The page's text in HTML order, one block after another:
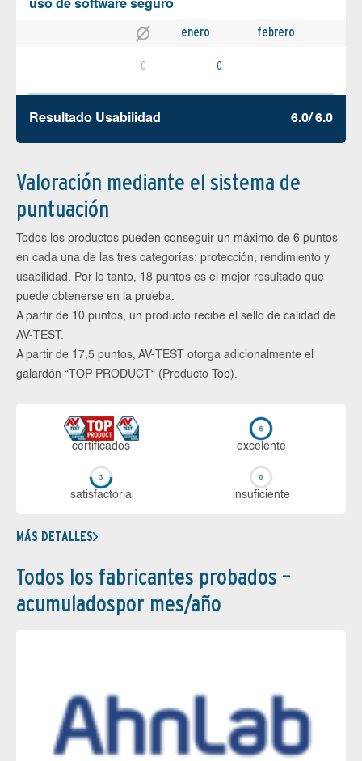
uso de software seguro
enero febrero
0 0
Resultado Usabilidad 6.0/ 6.0
Valoración mediante el sistema de
puntuación
Todos los productos pueden conseguir un máximo de 6 puntos
en cada una de las tres categorías: protección, rendimiento y
usabilidad. Por lo tanto, 18 puntos es el mejor resultado que
puede obtenerse en la prueba.
A partir de 10 puntos, un producto recibe el sello de calidad de
AV-TEST.
A partir de 17,5 puntos, AV-TEST otorga adicionalmente el
galardón “TOP PRODUCT“ (Producto Top).
certi­ficados ex­ce­len­te
sa­tis­fac­to­ria in­su­fi­cien­te
MÁS DETALLES
Todos los fabricantes probados –
acumuladospor mes/año